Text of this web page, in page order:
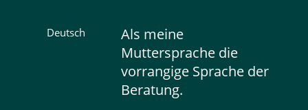
Deutsch
Als meine
Muttersprache die
vorrangige Sprache der
Beratung.